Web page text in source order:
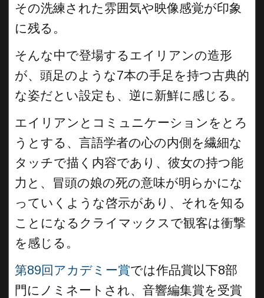
その洗練された雰囲気や映像感覚が印象
に残る。
そんな中で登場するエイリアンの造形
が、頭足のような7本の手足を持つ古典的
な姿だとい設定も、逆に新鮮に感じる。
エイリアンとコミュニケーションをとろ
うとする、言語学者の心の内側を繊細な
タッチで描く内容であり、彼女の持つ能
力と、冒頭の娘の死の意味が明らかにな
っていくような啓示があり、それを知る
ことになるクライマックスで観客は衝撃
を感じる。
第89回アカデミー賞では作品賞以下8部
門にノミネートされ、音響編集賞を受賞